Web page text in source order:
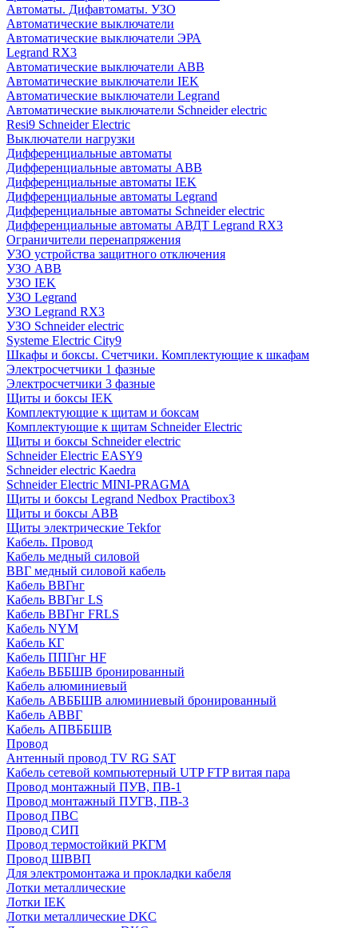
Автоматы. Дифавтоматы. УЗО
Автоматические выключатели
Автоматические выключатели ЭРА
Legrand RX3
Автоматические выключатели ABB
Автоматические выключатели IEK
Автоматические выключатели Legrand
Автоматические выключатели Schneider electric
Resi9 Schneider Electric
Выключатели нагрузки
Дифференциальные автоматы
Дифференциальные автоматы ABB
Дифференциальные автоматы IEK
Дифференциальные автоматы Legrand
Дифференциальные автоматы Schneider electric
Дифференциальные автоматы АВДТ Legrand RX3
Ограничители перенапряжения
УЗО устройства защитного отключения
УЗО ABB
УЗО IEK
УЗО Legrand
УЗО Legrand RX3
УЗО Schneider electric
Systeme Electric City9
Шкафы и боксы. Счетчики. Комплектующие к шкафам
Электросчетчики 1 фазные
Электросчетчики 3 фазные
Щиты и боксы IEK
Комплектующие к щитам и боксам
Комплектующие к щитам Schneider Electric
Щиты и боксы Schneider electric
Schneider Electric EASY9
Schneider electric Kaedra
Schneider Electric MINI-PRAGMA
Щиты и боксы Legrand Nedbox Practibox3
Щиты и боксы ABB
Щиты электрические Tekfor
Кабель. Провод
Кабель медный силовой
ВВГ медный силовой кабель
Кабель ВВГнг
Кабель ВВГнг LS
Кабель ВВГнг FRLS
Кабель NYM
Кабель КГ
Кабель ППГнг HF
Кабель ВББШВ бронированный
Кабель алюминиевый
Кабель АВББШВ алюминиевый бронированный
Кабель АВВГ
Кабель АПВББШВ
Провод
Антенный провод TV RG SAT
Кабель сетевой компьютерный UTP FTP витая пара
Провод монтажный ПУВ, ПВ-1
Провод монтажный ПУГВ, ПВ-3
Провод ПВС
Провод СИП
Провод термостойкий РКГМ
Провод ШВВП
Для электромонтажа и прокладки кабеля
Лотки металлические
Лотки IEK
Лотки металлические DKC